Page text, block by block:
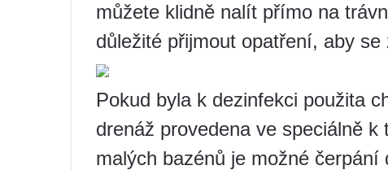
můžete klidně nalít přímo na
důležité přijmout opatření, aby
Pokud byla k dezinfekci použita
drenáž provedena ve speciálně
malých bazénů je možné